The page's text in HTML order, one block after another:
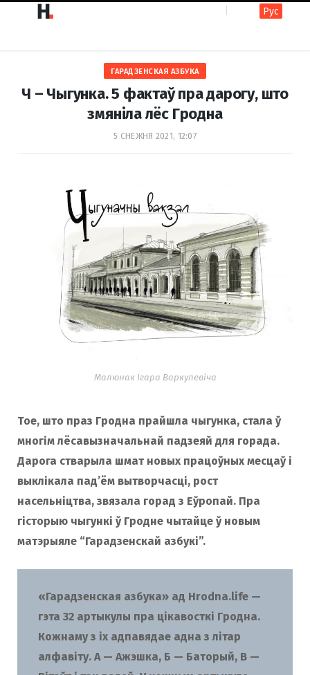
o
o
k
r
a
m
Рус
ГАРАДЗЕНСКАЯ АЗБУКА
Ч – Чыгунка. 5 фактаў пра дарогу, што
змяніла лёс Гродна
5 СНЕЖНЯ 2021, 12:07
Малюнак Ігара Варкулевіча
Тое, што праз Гродна прайшла чыгунка, стала ў
многім лёсавызначальнай падзеяй для горада.
Дарога стварыла шмат новых працоўных месцаў і
выклікала пад’ём вытворчасці, рост
насельніцтва, звязала горад з Еўропай. Пра
гісторыю чыгункі ў Гродне чытайце ў новым
матэрыяле “Гарадзенскай азбукі”.
«Гарадзенская азбука» ад Hrodna.life —
гэта 32 артыкулы пра цікавосткі Гродна.
Кожнаму з іх адпавядае адна з літар
алфавіту. А — Ажэшка, Б — Баторый, В —